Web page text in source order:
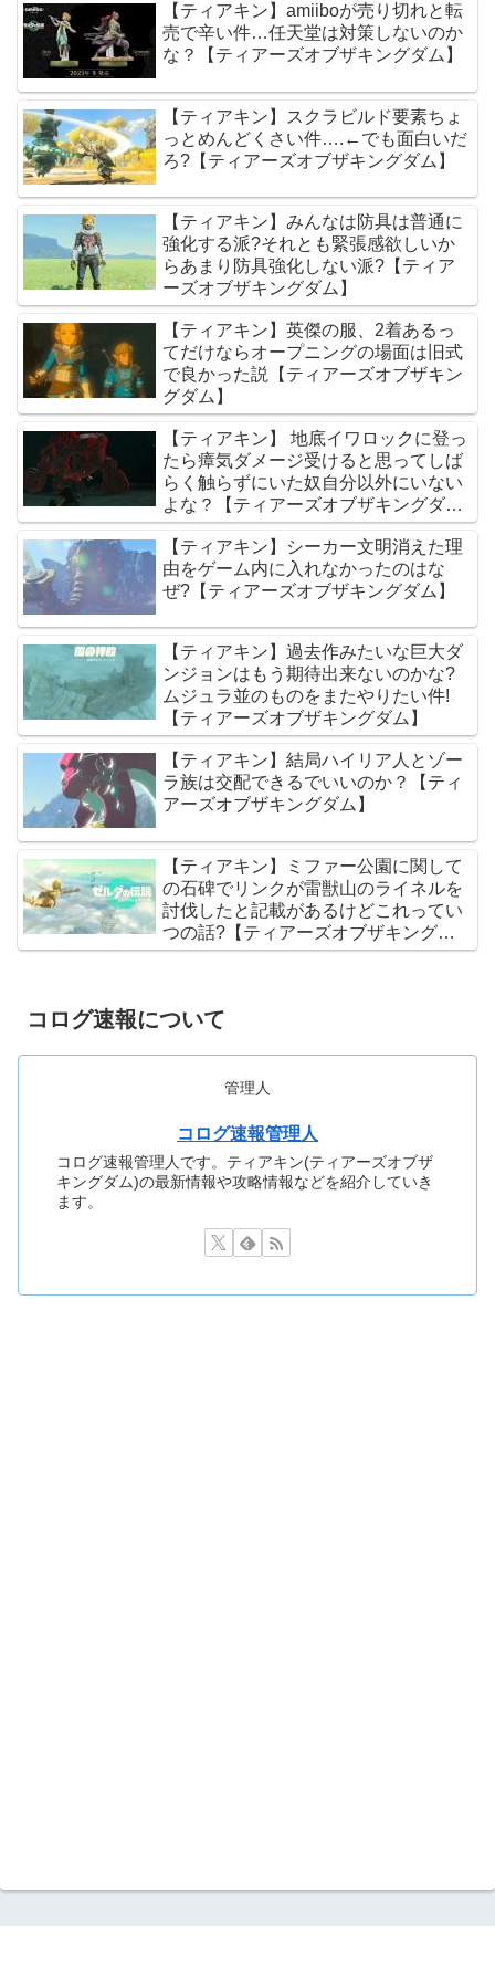
【ティアキン】amiiboが売り切れと転
売で辛い件…任天堂は対策しないのか
な？【ティアーズオブザキングダム】
【ティアキン】スクラビルド要素ちょ
っとめんどくさい件….←でも面白いだ
ろ?【ティアーズオブザキングダム】
【ティアキン】みんなは防具は普通に
強化する派?それとも緊張感欲しいか
らあまり防具強化しない派?【ティア
ーズオブザキングダム】
【ティアキン】英傑の服、2着あるっ
てだけならオープニングの場面は旧式
で良かった説【ティアーズオブザキン
グダム】
【ティアキン】 地底イワロックに登っ
たら瘴気ダメージ受けると思ってしば
らく触らずにいた奴自分以外にいない
よな？【ティアーズオブザキングダ
ム】
【ティアキン】シーカー文明消えた理
由をゲーム内に入れなかったのはな
ぜ?【ティアーズオブザキングダム】
【ティアキン】過去作みたいな巨大ダ
ンジョンはもう期待出来ないのかな?
ムジュラ並のものをまたやりたい件!
【ティアーズオブザキングダム】
【ティアキン】結局ハイリア人とゾー
ラ族は交配できるでいいのか？【ティ
アーズオブザキングダム】
【ティアキン】ミファー公園に関して
の石碑でリンクが雷獣山のライネルを
討伐したと記載があるけどこれってい
つの話?【ティアーズオブザキングダ
ム】
コログ速報について
管理人
コログ速報管理人
コログ速報管理人です。ティアキン(ティアーズオブザ
キングダム)の最新情報や攻略情報などを紹介していき
ます。